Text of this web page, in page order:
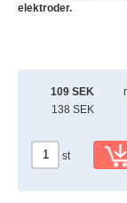
elektroder.
109 SEK
138 SEK
st